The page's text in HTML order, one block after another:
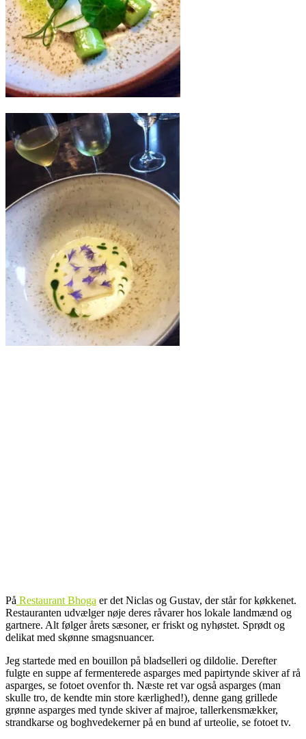
På Restaurant Bhoga er det Niclas og Gustav, der står for køkkenet.
Restauranten udvælger nøje deres råvarer hos lokale landmænd og
gartnere. Alt følger årets sæsoner, er friskt og nyhøstet. Sprødt og
delikat med skønne smagsnuancer.
Jeg startede med en bouillon på bladselleri og dildolie. Derefter
fulgte en suppe af fermenterede asparges med papirtynde skiver af rå
asparges, se fotoet ovenfor th. Næste ret var også asparges (man
skulle tro, de kendte min store kærlighed!), denne gang grillede
grønne asparges med tynde skiver af majroe, tallerkensmækker,
strandkarse og boghvedekerner på en bund af urteolie, se fotoet tv.